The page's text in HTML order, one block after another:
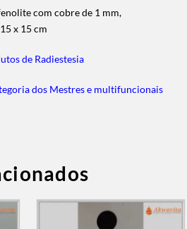
com cobre de 1 mm,
x 15 cm
de Radiestesia
dos Mestres e multifuncionais